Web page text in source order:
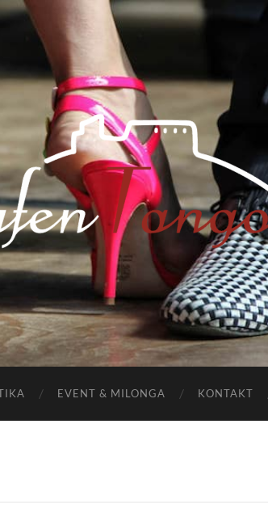
StaufenTango
EVENT & MILONGA KONTAKT